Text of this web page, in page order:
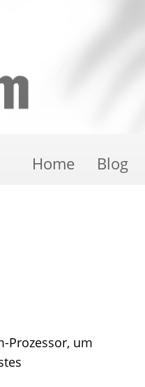
Home Blog
Prozessor, um